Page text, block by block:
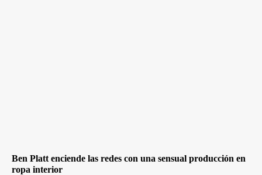
Ben Platt enciende las redes con una sensual producción en
ropa interior